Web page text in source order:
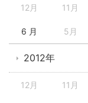
12月 11月
6 月 5月
2012年
12月 11月